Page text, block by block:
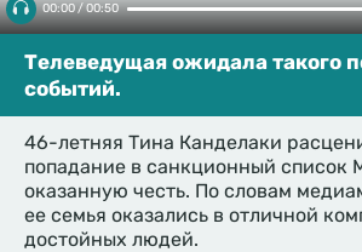
00:00 / 00:50
Телеведущая ожидала такого
событий.
46-летняя Тина Канделаки
попадание в санкционный
оказанную честь. По словам
ее семья оказались в отличной
достойных людей.